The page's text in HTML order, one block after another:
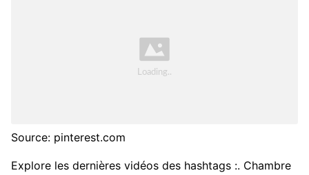
Source: pinterest.com
Explore les dernières vidéos des hashtags :. Chambre